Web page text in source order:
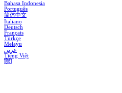
Bahasa Indonesia
Português
简体中文
Italiano
Deutsch
Français
Türkçe
Melayu
عربي
Tiếng Việt
हिंदी